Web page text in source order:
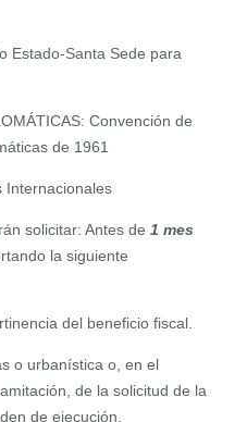
Estado-Santa Sede para
Convención de
de 1961
Internacionales
solicitar: Antes de 1 mes
la siguiente
del beneficio fiscal.
o urbanística o, en el
de la solicitud de la
de ejecución.